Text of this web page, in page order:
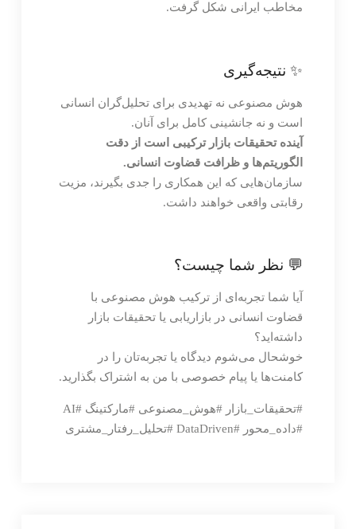
مخاطب ایرانی شکل گرفت.
✨ نتیجه‌گیری
هوش مصنوعی نه تهدیدی برای تحلیل‌گران انسانی
است و نه جانشینی کامل برای آنان.
آینده تحقیقات بازار ترکیبی است از دقت
الگوریتم‌ها و ظرافت قضاوت انسانی.
سازمان‌هایی که این همکاری را جدی بگیرند، مزیت
رقابتی واقعی خواهند داشت.
💬 نظر شما چیست؟
آیا شما تجربه‌ای از ترکیب هوش مصنوعی با
قضاوت انسانی در بازاریابی یا تحقیقات بازار
داشته‌اید؟
خوشحال می‌شوم دیدگاه یا تجربه‌تان را در
کامنت‌ها یا پیام خصوصی با من به اشتراک بگذارید.
#تحقیقات_بازار #هوش_مصنوعی #مارکتینگ #AI
#داده_محور #DataDriven #تحلیل_رفتار_مشتری